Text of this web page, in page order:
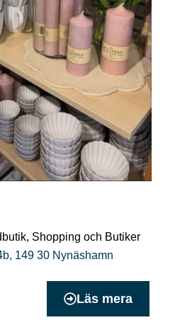
, Shopping och Butiker
, 149 30 Nynäshamn
Läs mera